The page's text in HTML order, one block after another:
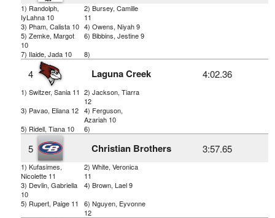
1) Randolph,
IyLahna 10
2) Bursey, Camille
11
3) Pham, Calista 10 4) Owens, Niyah 9
5) Zemke, Margot
10
6) Bibbins, Jestine 9
7) Ilaide, Jada 10
8)
4 Laguna Creek 4:02.36
1) Switzer, Sania 11 2) Jackson, Tiarra
12
3) Pavao, Eliana 12 4) Ferguson,
Azariah 10
5) Ridell, Tiana 10
6)
5 Christian Brothers 3:57.65
1) Kufasimes,
Nicolette 11
2) White, Veronica
11
3) Devlin, Gabriella
10
4) Brown, Lael 9
5) Rupert, Paige 11
6) Nguyen, Eyvonne
12